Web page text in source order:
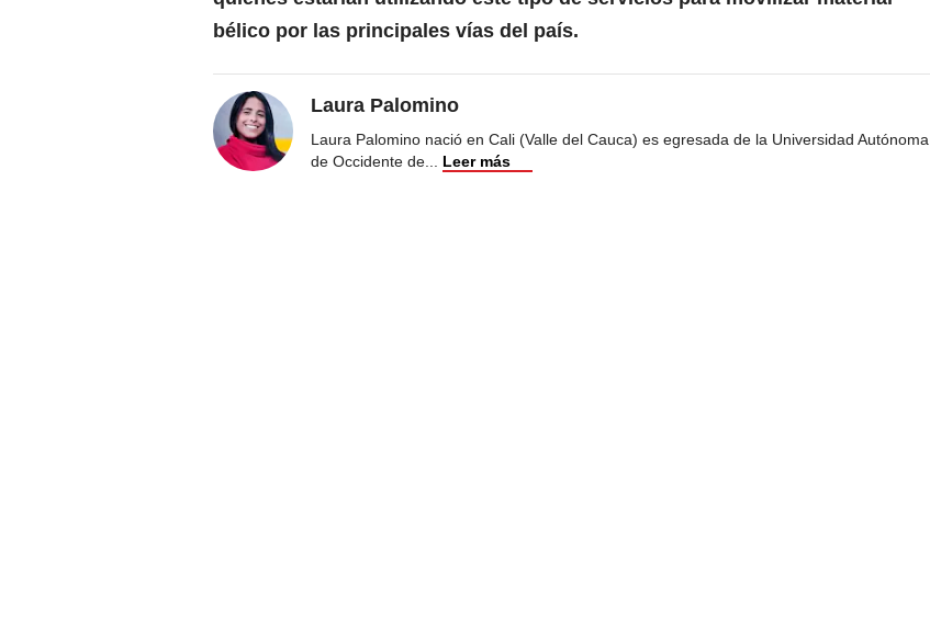
bélico por las principales vías del país.
Laura Palomino
Laura Palomino nació en Cali (Valle del Cauca) es egresada de la Universidad Autónoma
de Occidente de... Leer más